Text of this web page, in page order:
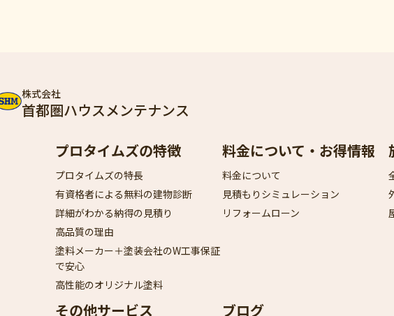
株式会社
首都圏ハウスメンテナンス
プロタイムズの特徴
プロタイムズの特長
有資格者による無料の建物診断
詳細がわかる納得の見積り
高品質の理由
塗料メーカー＋塗装会社のW工事保証
で安心
高性能のオリジナル塗料
料金について・お得情報
料金について
見積もりシミュレーション
リフォームローン
その他サービス ブログ